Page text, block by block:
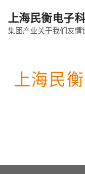
上海民衡电子
集团产业关于我们友情
上海民